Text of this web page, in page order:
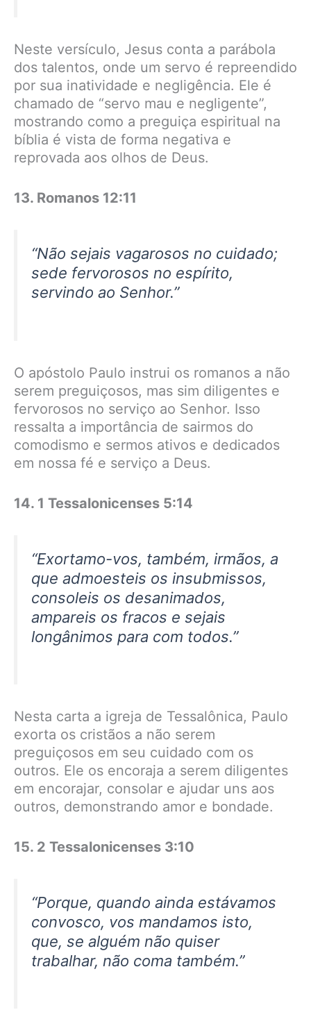
Neste versículo, Jesus conta a parábola
dos talentos, onde um servo é repreendido
por sua inatividade e negligência. Ele é
chamado de “servo mau e negligente”,
mostrando como a preguiça espiritual na
bíblia é vista de forma negativa e
reprovada aos olhos de Deus.
13. Romanos 12:11
“Não sejais vagarosos no cuidado;
sede fervorosos no espírito,
servindo ao Senhor.”
O apóstolo Paulo instrui os romanos a não
serem preguiçosos, mas sim diligentes e
fervorosos no serviço ao Senhor. Isso
ressalta a importância de sairmos do
comodismo e sermos ativos e dedicados
em nossa fé e serviço a Deus.
14. 1 Tessalonicenses 5:14
“Exortamo-vos, também, irmãos, a
que admoesteis os insubmissos,
consoleis os desanimados,
ampareis os fracos e sejais
longânimos para com todos.”
Nesta carta a igreja de Tessalônica, Paulo
exorta os cristãos a não serem
preguiçosos em seu cuidado com os
outros. Ele os encoraja a serem diligentes
em encorajar, consolar e ajudar uns aos
outros, demonstrando amor e bondade.
15. 2 Tessalonicenses 3:10
“Porque, quando ainda estávamos
convosco, vos mandamos isto,
que, se alguém não quiser
trabalhar, não coma também.”